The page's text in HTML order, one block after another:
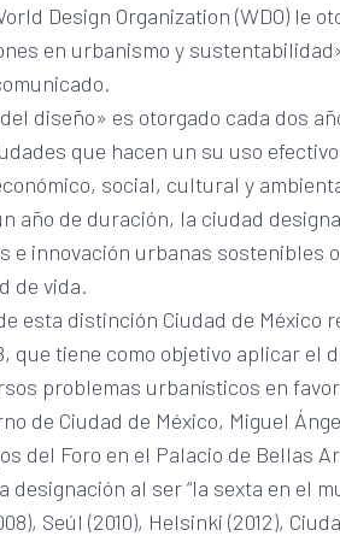
Design Organization (WDO) le
en urbanismo y
diseño» es otorgado cada dos
que hacen un su uso
social, cultural y
año de duración, la ciudad
e innovación urbanas sostenibles
de vida.
esta distinción Ciudad de México
que tiene como objetivo aplicar el
problemas urbanísticos en
de Ciudad de México, Miguel
del Foro en el Palacio de Bellas
al ser “la sexta en el
Seúl (2010), Helsinki (2012),